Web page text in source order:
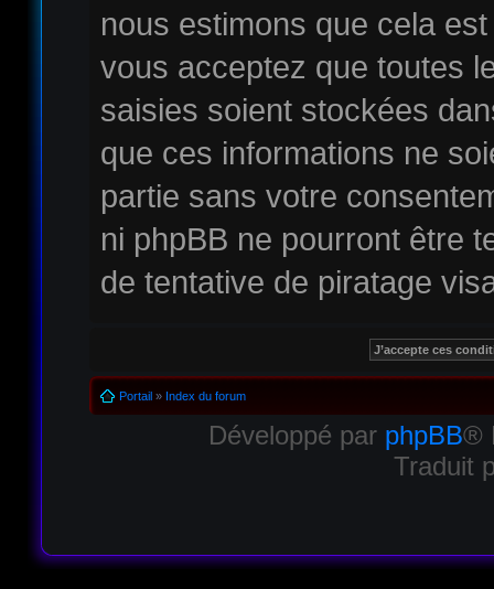
nous estimons que cela
vous acceptez que toutes
saisies soient stockées
que ces informations ne
partie sans votre
ni phpBB ne pourront être
de tentative de piratage
Portail» Index du forum
Développé par phpBB®
Traduit